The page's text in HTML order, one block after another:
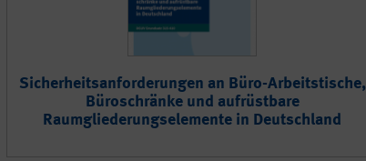
Sicherheitsanforderungen an Büro-Arbeitstische,
Büroschränke und aufrüstbare
Raumgliederungselemente in Deutschland